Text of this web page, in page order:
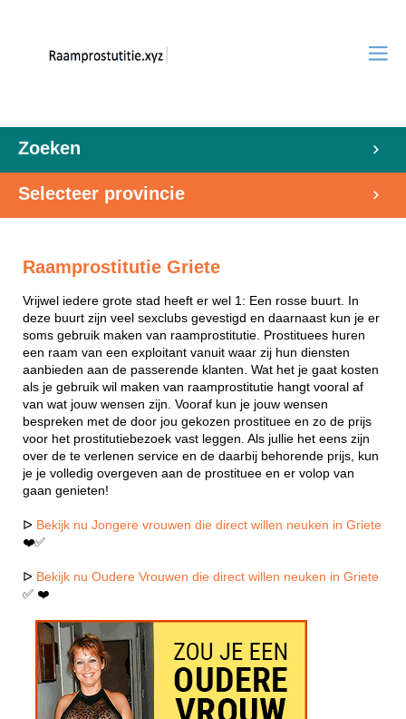
Zoeken
Selecteer provincie
Raamprostitutie Griete
Vrijwel iedere grote stad heeft er wel 1: Een rosse buurt. In
deze buurt zijn veel sexclubs gevestigd en daarnaast kun je er
soms gebruik maken van raamprostitutie. Prostituees huren
een raam van een exploitant vanuit waar zij hun diensten
aanbieden aan de passerende klanten. Wat het je gaat kosten
als je gebruik wil maken van raamprostitutie hangt vooral af
van wat jouw wensen zijn. Vooraf kun je jouw wensen
bespreken met de door jou gekozen prostituee en zo de prijs
voor het prostitutiebezoek vast leggen. Als jullie het eens zijn
over de te verlenen service en de daarbij behorende prijs, kun
je je volledig overgeven aan de prostituee en er volop van
gaan genieten!
ᐅ Bekijk nu Jongere vrouwen die direct willen neuken in Griete
❤️✅
ᐅ Bekijk nu Oudere Vrouwen die direct willen neuken in Griete
✅ ❤️